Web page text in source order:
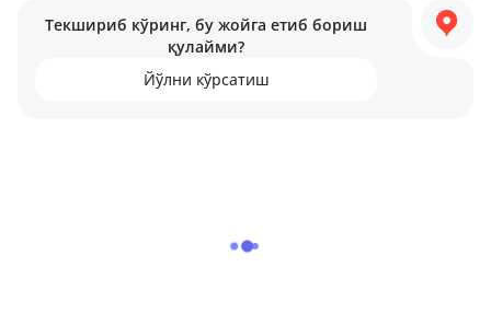
Текшириб кўринг, бу жойга етиб бориш
қулайми?
Йўлни кўрсатиш